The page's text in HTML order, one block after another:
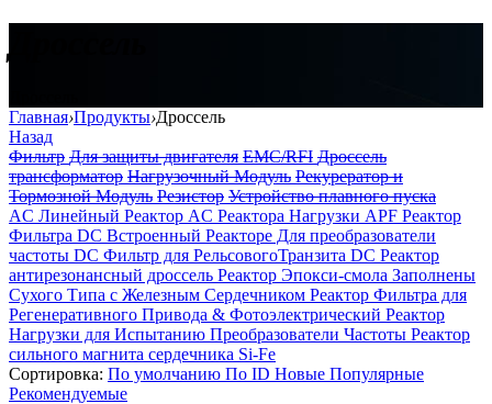
Главная›Продукты›Дроссель
Назад
Фильтр Для защиты двигателя EMC/RFI Дроссель
трансформатор Нагрузочный Модуль Рекурератор и
Тормозной Модуль Резистор Устройство плавного пуска
AC Линейный Реактор AC Реактора Нагрузки APF Реактор
Фильтра DC Встроенный Реакторе Для преобразователи
частоты DC Фильтр для РельсовогоТранзита DC Реактор
антирезонансный дроссель Реактор Эпокси-смола Заполнены
Сухого Типа с Железным Сердечником Реактор Фильтра для
Регенеративного Привода & Фотоэлектрический Реактор
Нагрузки для Испытанию Преобразователи Частоты Реактор
сильного магнита сердечника Si-Fe
Сортировка: По умолчанию По ID Новые Популярные
Рекомендуемые